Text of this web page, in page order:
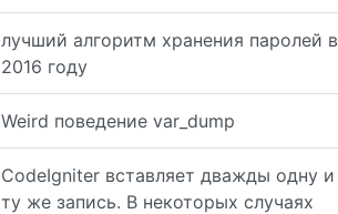
лучший алгоритм хранения паролей в
2016 году
Weird поведение var_dump
CodeIgniter вставляет дважды одну и
ту же запись. В некоторых случаях